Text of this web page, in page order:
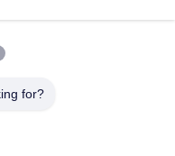
A, zaal 607, Shenzhen -
for?